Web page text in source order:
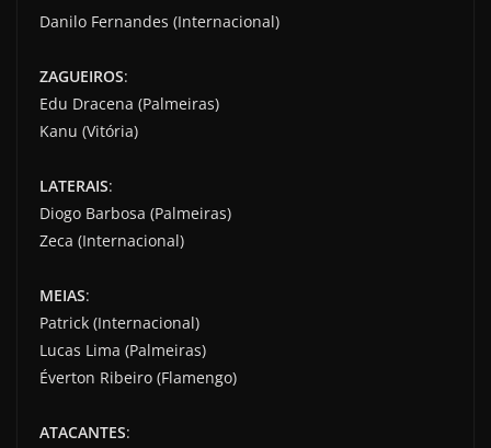
Danilo Fernandes (Internacional)
ZAGUEIROS:
Edu Dracena (Palmeiras)
Kanu (Vitória)
LATERAIS:
Diogo Barbosa (Palmeiras)
Zeca (Internacional)
MEIAS:
Patrick (Internacional)
Lucas Lima (Palmeiras)
Éverton Ribeiro (Flamengo)
ATACANTES: